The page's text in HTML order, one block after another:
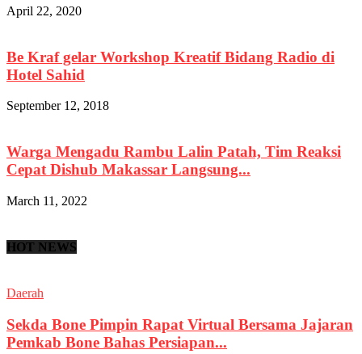
April 22, 2020
Be Kraf gelar Workshop Kreatif Bidang Radio di
Hotel Sahid
September 12, 2018
Warga Mengadu Rambu Lalin Patah, Tim Reaksi
Cepat Dishub Makassar Langsung...
March 11, 2022
HOT NEWS
Daerah
Sekda Bone Pimpin Rapat Virtual Bersama Jajaran
Pemkab Bone Bahas Persiapan...